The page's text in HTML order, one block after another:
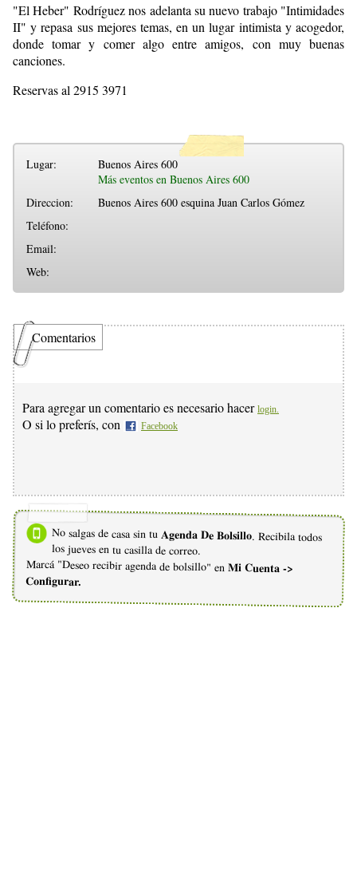
"El Heber" Rodríguez nos adelanta su nuevo trabajo "Intimidades
II" y repasa sus mejores temas, en un lugar intimista y acogedor,
donde tomar y comer algo entre amigos, con muy buenas
canciones.
Reservas al 2915 3971
Lugar:
Buenos Aires 600
Más eventos en Buenos Aires 600
Direccion:
Buenos Aires 600 esquina Juan Carlos Gómez
Teléfono:
Email:
Web:
Comentarios
Para agregar un comentario es necesario hacer login.
O si lo preferís, con Facebook
No salgas de casa sin tu Agenda De Bolsillo. Recibila todos
los jueves en tu casilla de correo.
Marcá "Deseo recibir agenda de bolsillo" en Mi Cuenta ->
Configurar.